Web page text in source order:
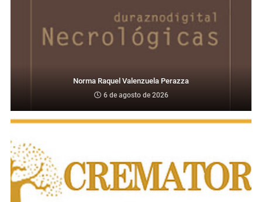
Norma Raquel Valenzuela Perazza
6 de agosto de 2026